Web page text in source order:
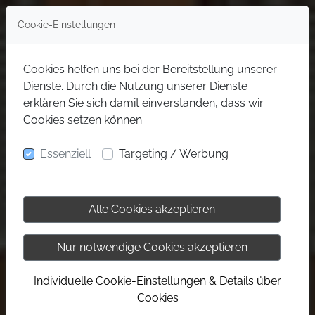
Cookie-Einstellungen
Cookies helfen uns bei der Bereitstellung unserer
Dienste. Durch die Nutzung unserer Dienste
erklären Sie sich damit einverstanden, dass wir
Cookies setzen können.
Essenziell Targeting / Werbung
Alle Cookies akzeptieren
Nur notwendige Cookies akzeptieren
Individuelle Cookie-Einstellungen & Details über
Cookies